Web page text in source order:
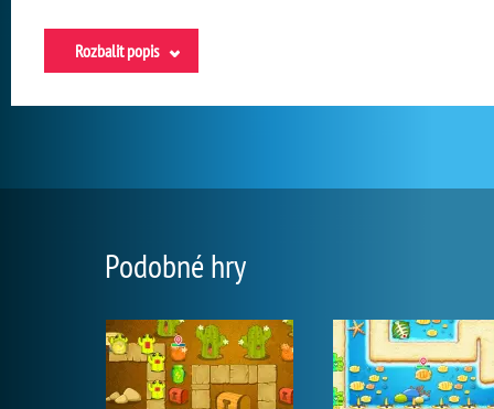
Rozbalit popis
Podobné hry